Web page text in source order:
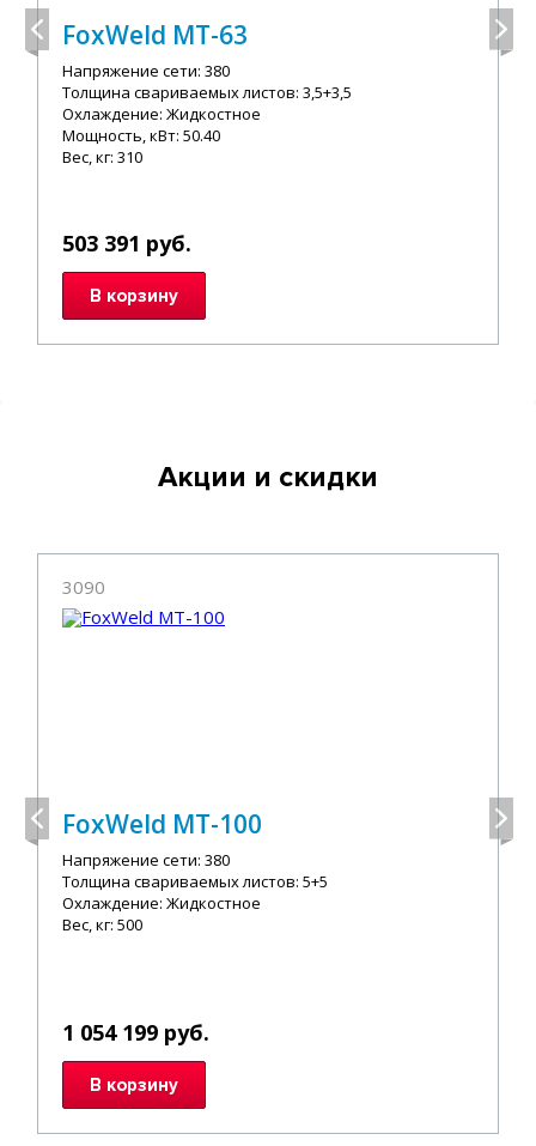
FoxWeld МТ-63
Напряжение сети: 380
Толщина свариваемых листов: 3,5+3,5
Охлаждение: Жидкостное
Мощность, кВт: 50.40
Вес, кг: 310
503 391 руб.
В корзину
Акции и скидки
3090
FoxWeld МТ-100
Напряжение сети: 380
Толщина свариваемых листов: 5+5
Охлаждение: Жидкостное
Вес, кг: 500
1 054 199 руб.
В корзину